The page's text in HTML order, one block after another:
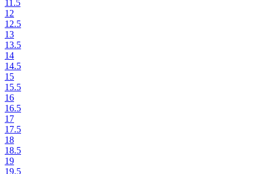
11.5
12
12.5
13
13.5
14
14.5
15
15.5
16
16.5
17
17.5
18
18.5
19
19.5